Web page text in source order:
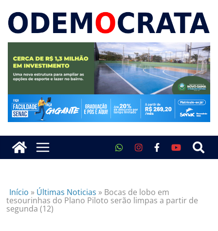
Início » Últimas Noticias » Bocas de lobo em
tesourinhas do Plano Piloto serão limpas a partir de
segunda (12)